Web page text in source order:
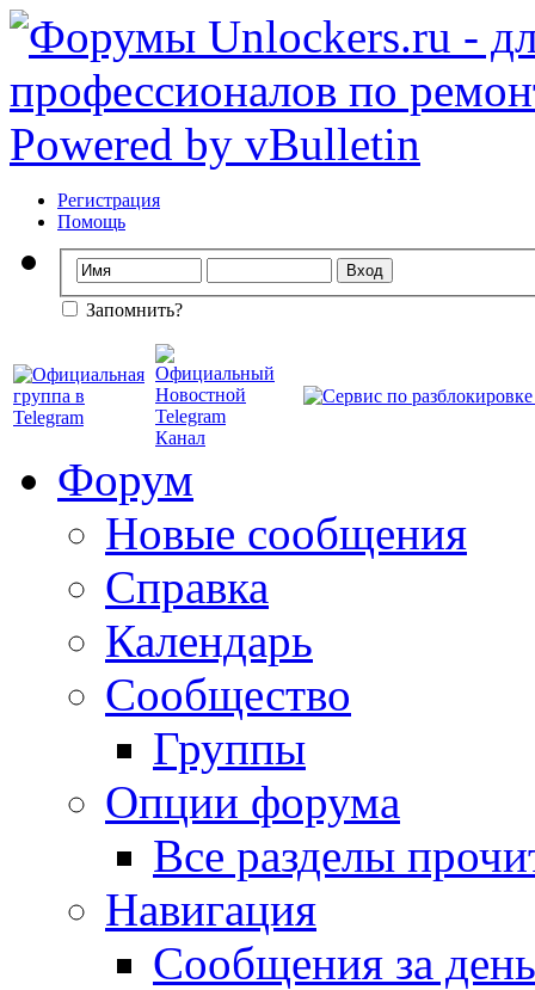
Регистрация
Помощь
Запомнить?
Форум
Новые сообщения
Справка
Календарь
Сообщество
Группы
Опции форума
Все разделы
Навигация
Сообщения за день